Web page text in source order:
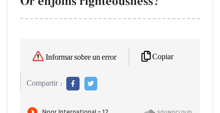
Informar sobre un error Copiar
Compartir :